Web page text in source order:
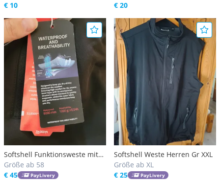
€ 10
€ 20
Softshell Funktionsweste mit
Vlies XXL
Größe ab 58
€ 45
PayLivery
Softshell Weste Herren Gr XXL
Größe ab XL
€ 25
PayLivery